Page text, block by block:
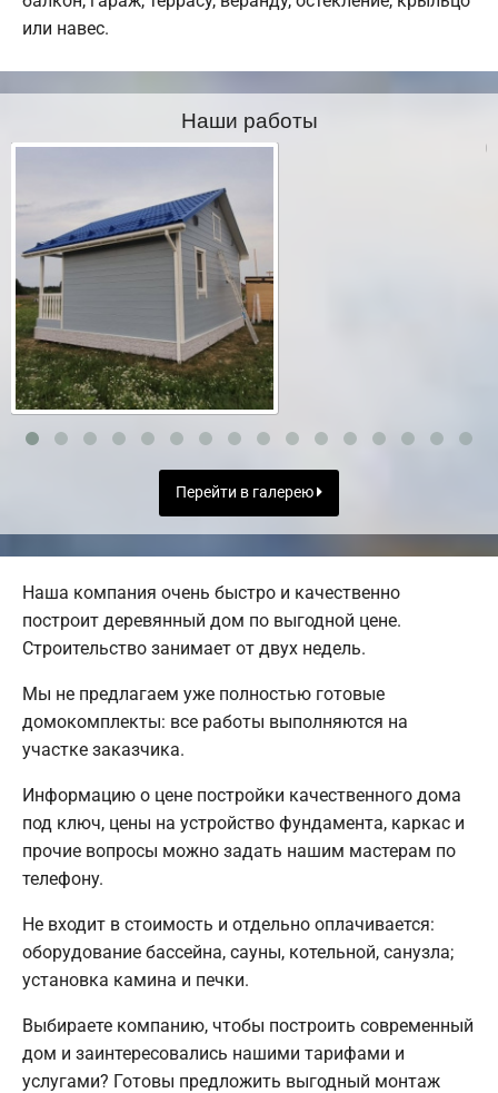
или навес.
Наши работы
Перейти в галерею
Наша компания очень быстро и качественно
построит деревянный дом по выгодной цене.
Строительство занимает от двух недель.
Мы не предлагаем уже полностью готовые
домокомплекты: все работы выполняются на
участке заказчика.
Информацию о цене постройки качественного дома
под ключ, цены на устройство фундамента, каркас и
прочие вопросы можно задать нашим мастерам по
телефону.
Не входит в стоимость и отдельно оплачивается:
оборудование бассейна, сауны, котельной, санузла;
установка камина и печки.
Выбираете компанию, чтобы построить современный
дом и заинтересовались нашими тарифами и
услугами? Готовы предложить выгодный монтаж